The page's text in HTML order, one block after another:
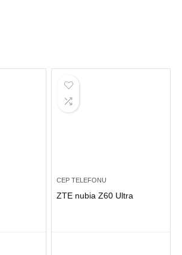
CEP TELEFONU
ZTE nubia Z60 Ultra